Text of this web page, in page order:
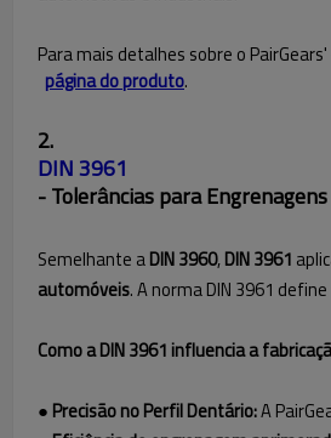
Para mais detalhes sobre o PairGears'
página do produto.
2.
DIN 3961
- Tolerâncias para
Semelhante aDIN 3960,DIN 3961
automóveis. A norma DIN 3961
Como a DIN 3961 influencia a
● Precisão no Perfil Dentário:A